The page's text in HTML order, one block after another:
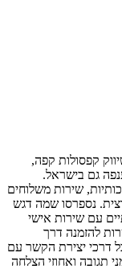
קפסולות קפה,
גם בישראל.
שירות משלוחים
נספרסו שמה דגש
עם שירות אישי
להזמנה דרך
דרכי יצירת הקשר עם
תגובה ואחוזי הצלחה